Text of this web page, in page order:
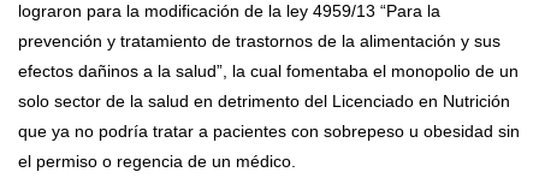
lograron para la modificación de la ley 4959/13 “Para la
prevención y tratamiento de trastornos de la alimentación y sus
efectos dañinos a la salud”, la cual fomentaba el monopolio de un
solo sector de la salud en detrimento del Licenciado en Nutrición
que ya no podría tratar a pacientes con sobrepeso u obesidad sin
el permiso o regencia de un médico.